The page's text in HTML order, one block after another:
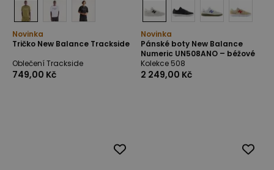
Novinka
Tričko New Balance Trackside
Oblečení Trackside
749,00 Kč
Novinka
Pánské boty New Balance
Numeric UN508ANO – béžové
Kolekce 508
2 249,00 Kč